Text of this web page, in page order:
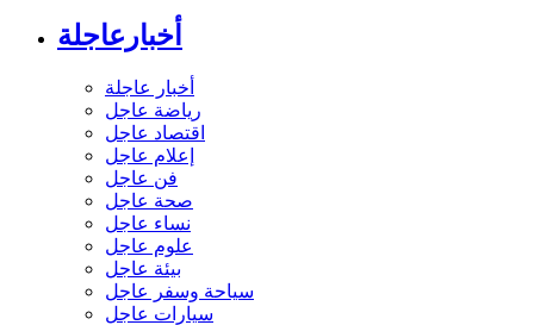
أخبارعاجلة
أخبار عاجلة
رياضة عاجل
اقتصاد عاجل
إعلام عاجل
فن عاجل
صحة عاجل
نساء عاجل
علوم عاجل
بيئة عاجل
سياحة وسفر عاجل
سيارات عاجل